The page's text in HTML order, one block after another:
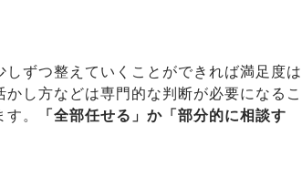
ずつ整えていくことができれば満足度は
し方などは専門的な判断が必要になるこ
。
「全部任せる」か「部分的に相談す